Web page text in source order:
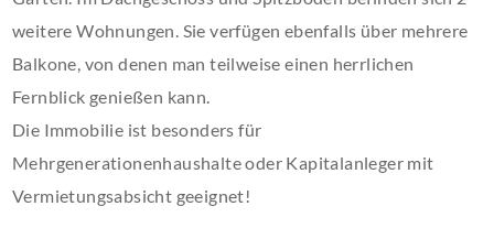
weitere Wohnungen. Sie verfügen ebenfalls über mehrere
Balkone, von denen man teilweise einen herrlichen
Fernblick genießen kann.
Die Immobilie ist besonders für
Mehrgenerationenhaushalte oder Kapitalanleger mit
Vermietungsabsicht geeignet!